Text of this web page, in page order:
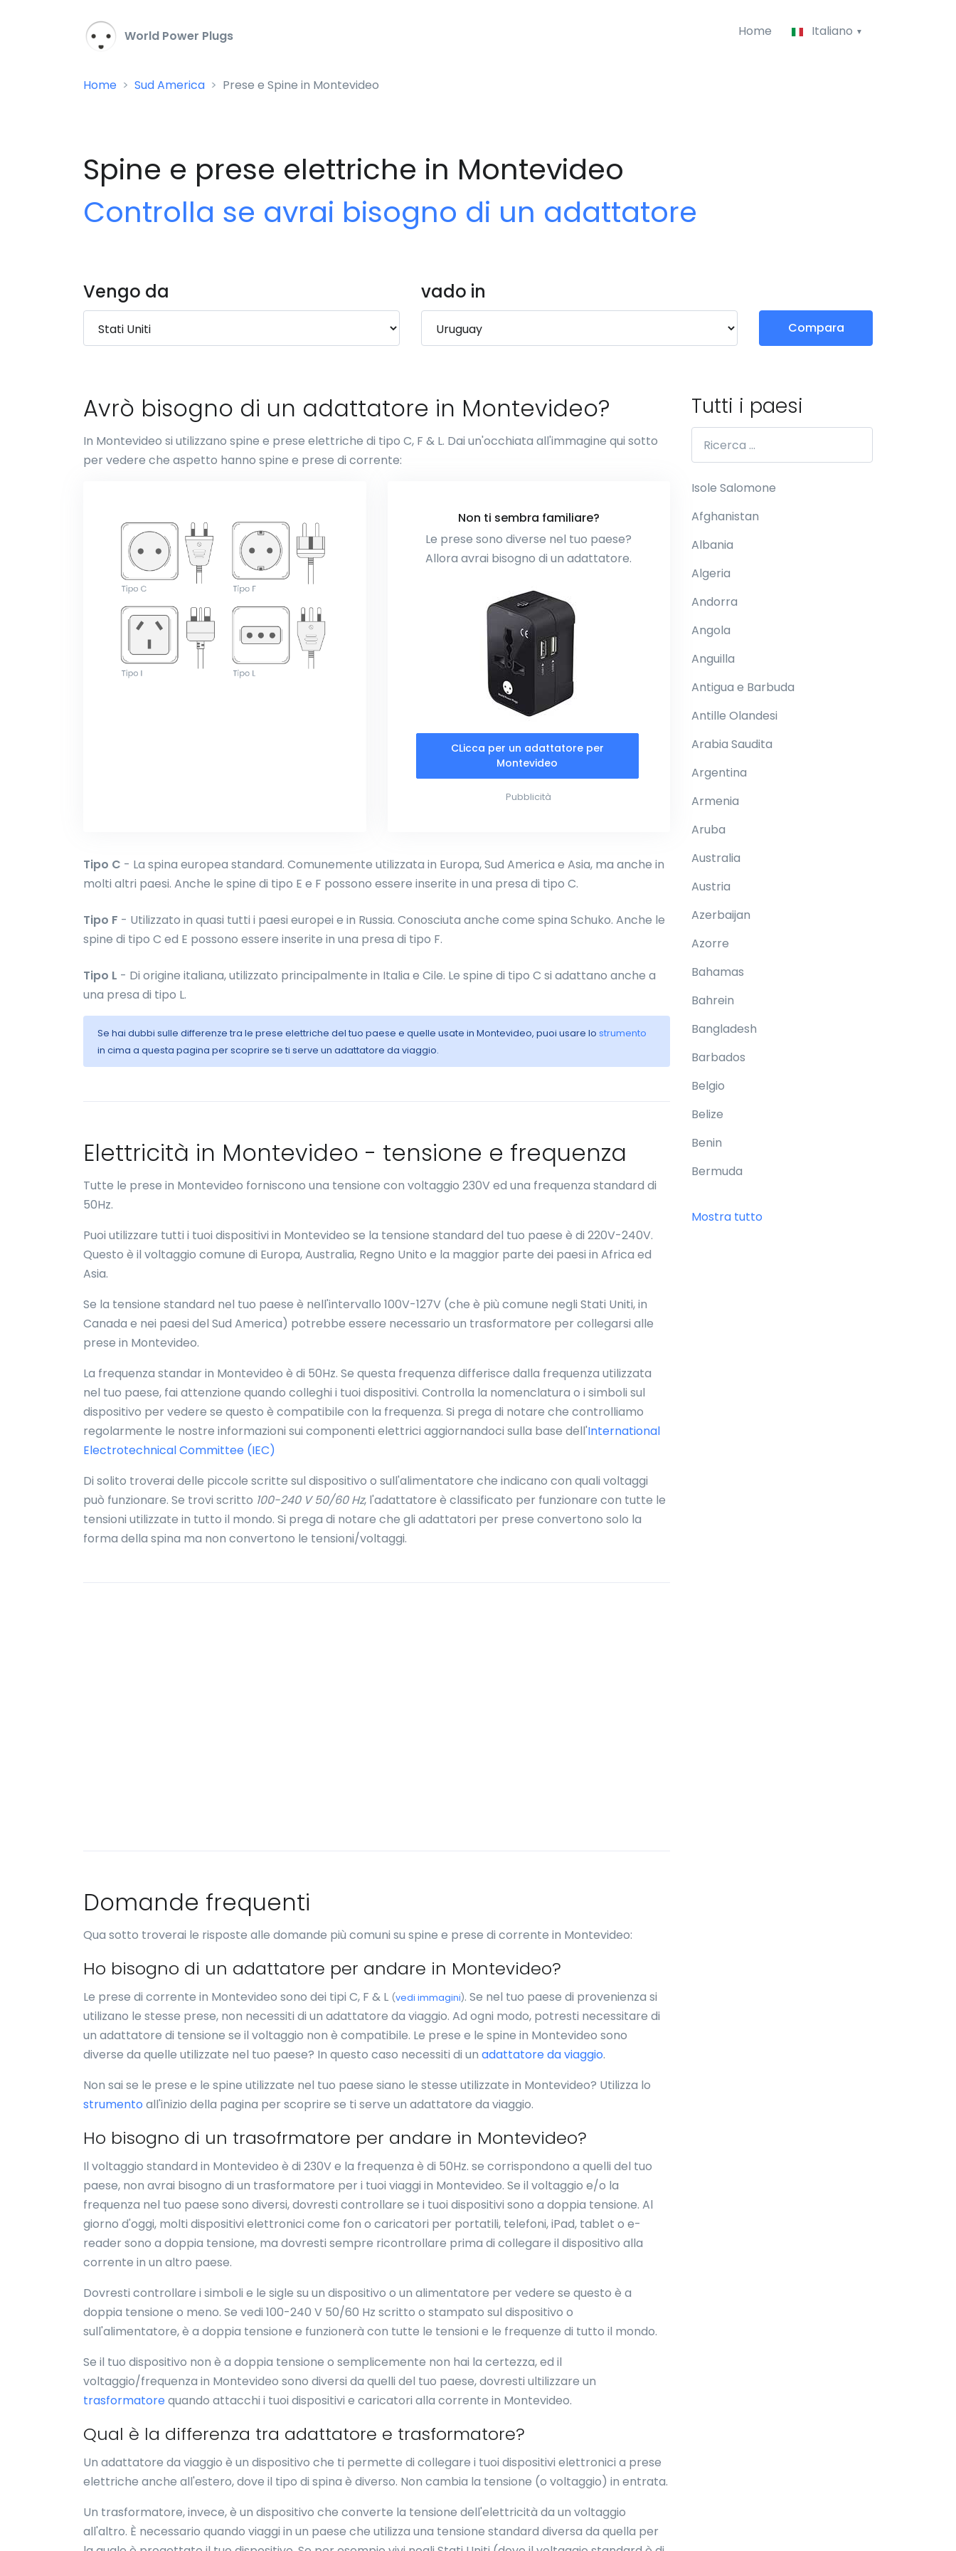
World Power Plugs Home Italiano
Home Sud America Prese e Spine in Montevideo
Spine e prese elettriche in Montevideo
Controlla se avrai bisogno di un adattatore
Vengo da vado in
Compara
Avrò bisogno di un adattatore in Montevideo?
In Montevideo si utilizzano spine e prese elettriche di tipo C, F & L. Dai un'occhiata all'immagine qui sotto
per vedere che aspetto hanno spine e prese di corrente:
Non ti sembra familiare?
Le prese sono diverse nel tuo paese?
Allora avrai bisogno di un adattatore.
CLicca per un adattatore per
Montevideo
Pubblicità
Tipo C - La spina europea standard. Comunemente utilizzata in Europa, Sud America e Asia, ma anche in
molti altri paesi. Anche le spine di tipo E e F possono essere inserite in una presa di tipo C.
Tipo F - Utilizzato in quasi tutti i paesi europei e in Russia. Conosciuta anche come spina Schuko. Anche le
spine di tipo C ed E possono essere inserite in una presa di tipo F.
Tipo L - Di origine italiana, utilizzato principalmente in Italia e Cile. Le spine di tipo C si adattano anche a
una presa di tipo L.
Se hai dubbi sulle differenze tra le prese elettriche del tuo paese e quelle usate in Montevideo, puoi usare lo strumento
in cima a questa pagina per scoprire se ti serve un adattatore da viaggio.
Elettricità in Montevideo - tensione e frequenza
Tutte le prese in Montevideo forniscono una tensione con voltaggio 230V ed una frequenza standard di
50Hz.
Puoi utilizzare tutti i tuoi dispositivi in Montevideo se la tensione standard del tuo paese è di 220V-240V.
Questo è il voltaggio comune di Europa, Australia, Regno Unito e la maggior parte dei paesi in Africa ed
Asia.
Se la tensione standard nel tuo paese è nell'intervallo 100V-127V (che è più comune negli Stati Uniti, in
Canada e nei paesi del Sud America) potrebbe essere necessario un trasformatore per collegarsi alle
prese in Montevideo.
La frequenza standar in Montevideo è di 50Hz. Se questa frequenza differisce dalla frequenza utilizzata
nel tuo paese, fai attenzione quando colleghi i tuoi dispositivi. Controlla la nomenclatura o i simboli sul
dispositivo per vedere se questo è compatibile con la frequenza. Si prega di notare che controlliamo
regolarmente le nostre informazioni sui componenti elettrici aggiornandoci sulla base dell'International
Electrotechnical Committee (IEC)
Di solito troverai delle piccole scritte sul dispositivo o sull'alimentatore che indicano con quali voltaggi
può funzionare. Se trovi scritto 100-240 V 50/60 Hz, l'adattatore è classificato per funzionare con tutte le
tensioni utilizzate in tutto il mondo. Si prega di notare che gli adattatori per prese convertono solo la
forma della spina ma non convertono le tensioni/voltaggi.
Domande frequenti
Qua sotto troverai le risposte alle domande più comuni su spine e prese di corrente in Montevideo:
Ho bisogno di un adattatore per andare in Montevideo?
Le prese di corrente in Montevideo sono dei tipi C, F & L (vedi immagini). Se nel tuo paese di provenienza si
utilizano le stesse prese, non necessiti di un adattatore da viaggio. Ad ogni modo, potresti necessitare di
un adattatore di tensione se il voltaggio non è compatibile. Le prese e le spine in Montevideo sono
diverse da quelle utilizzate nel tuo paese? In questo caso necessiti di un adattatore da viaggio.
Non sai se le prese e le spine utilizzate nel tuo paese siano le stesse utilizzate in Montevideo? Utilizza lo
strumento all'inizio della pagina per scoprire se ti serve un adattatore da viaggio.
Ho bisogno di un trasofrmatore per andare in Montevideo?
Il voltaggio standard in Montevideo è di 230V e la frequenza è di 50Hz. se corrispondono a quelli del tuo
paese, non avrai bisogno di un trasformatore per i tuoi viaggi in Montevideo. Se il voltaggio e/o la
frequenza nel tuo paese sono diversi, dovresti controllare se i tuoi dispositivi sono a doppia tensione. Al
giorno d'oggi, molti dispositivi elettronici come fon o caricatori per portatili, telefoni, iPad, tablet o e-
reader sono a doppia tensione, ma dovresti sempre ricontrollare prima di collegare il dispositivo alla
corrente in un altro paese.
Dovresti controllare i simboli e le sigle su un dispositivo o un alimentatore per vedere se questo è a
doppia tensione o meno. Se vedi 100-240 V 50/60 Hz scritto o stampato sul dispositivo o
sull'alimentatore, è a doppia tensione e funzionerà con tutte le tensioni e le frequenze di tutto il mondo.
Se il tuo dispositivo non è a doppia tensione o semplicemente non hai la certezza, ed il
voltaggio/frequenza in Montevideo sono diversi da quelli del tuo paese, dovresti ultilizzare un
trasformatorequando attacchi i tuoi dispositivi e caricatori alla corrente in Montevideo.
Qual è la differenza tra adattatore e trasformatore?
Un adattatore da viaggio è un dispositivo che ti permette di collegare i tuoi dispositivi elettronici a prese
elettriche anche all'estero, dove il tipo di spina è diverso. Non cambia la tensione (o voltaggio) in entrata.
Un trasformatore, invece, è un dispositivo che converte la tensione dell'elettricità da un voltaggio
all'altro. È necessario quando viaggi in un paese che utilizza una tensione standard diversa da quella per
Tutti i paesi
Isole Salomone
Afghanistan
Albania
Algeria
Andorra
Angola
Anguilla
Antigua e Barbuda
Antille Olandesi
Arabia Saudita
Argentina
Armenia
Aruba
Australia
Austria
Azerbaijan
Azorre
Bahamas
Bahrein
Bangladesh
Barbados
Belgio
Belize
Benin
Bermuda
Mostra tutto